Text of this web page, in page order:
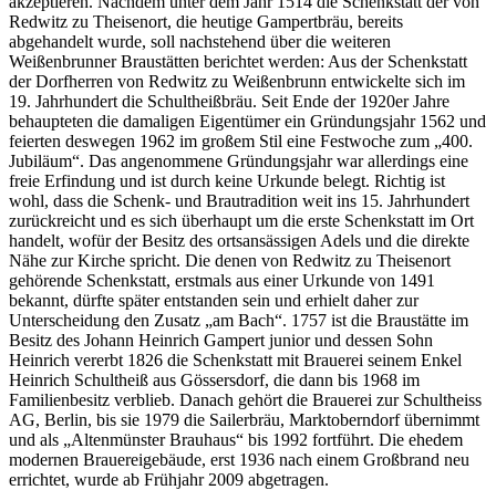
Redwitz zu Theisenort, die heutige Gampertbräu, bereits
abgehandelt wurde, soll nachstehend über die weiteren
Weißenbrunner Braustätten berichtet werden: Aus der Schenkstatt
der Dorfherren von Redwitz zu Weißenbrunn entwickelte sich im
19. Jahrhundert die Schultheißbräu. Seit Ende der 1920er Jahre
behaupteten die damaligen Eigentümer ein Gründungsjahr 1562 und
feierten deswegen 1962 im großem Stil eine Festwoche zum „400.
Jubiläum“. Das angenommene Gründungsjahr war allerdings eine
freie Erfindung und ist durch keine Urkunde belegt. Richtig ist
wohl, dass die Schenk- und Brautradition weit ins 15. Jahrhundert
zurückreicht und es sich überhaupt um die erste Schenkstatt im Ort
handelt, wofür der Besitz des ortsansässigen Adels und die direkte
Nähe zur Kirche spricht. Die denen von Redwitz zu Theisenort
gehörende Schenkstatt, erstmals aus einer Urkunde von 1491
bekannt, dürfte später entstanden sein und erhielt daher zur
Unterscheidung den Zusatz „am Bach“. 1757 ist die Braustätte im
Besitz des Johann Heinrich Gampert junior und dessen Sohn
Heinrich vererbt 1826 die Schenkstatt mit Brauerei seinem Enkel
Heinrich Schultheiß aus Gössersdorf, die dann bis 1968 im
Familienbesitz verblieb. Danach gehört die Brauerei zur Schultheiss
AG, Berlin, bis sie 1979 die Sailerbräu, Marktoberndorf übernimmt
und als „Altenmünster Brauhaus“ bis 1992 fortführt. Die ehedem
modernen Brauereigebäude, erst 1936 nach einem Großbrand neu
errichtet, wurde ab Frühjahr 2009 abgetragen.